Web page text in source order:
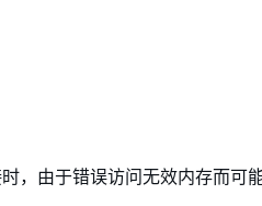
，由于错误访问无效内存而可